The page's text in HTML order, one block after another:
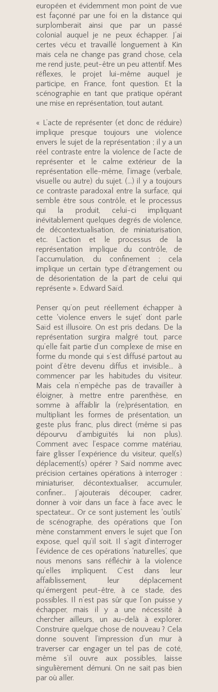
européen et évidemment mon point de vue
est façonné par une foi en la distance qui
surplomberait ainsi que par un passé
colonial auquel je ne peux échapper. J’ai
certes vécu et travaillé longuement à Kin
mais cela ne change pas grand chose, cela
me rend juste, peut-être un peu attentif. Mes
réflexes, le projet lui-même auquel je
participe, en France, font question. Et la
scénographie en tant que pratique opérant
une mise en représentation, tout autant.
« L’acte de représenter (et donc de réduire)
implique presque toujours une violence
envers le sujet de la représentation ; il y a un
réel contraste entre la violence de l’acte de
représenter et le calme extérieur de la
représentation elle-même, l’image (verbale,
visuelle ou autre) du sujet. (…) il y a toujours
ce contraste paradoxal entre la surface, qui
semble être sous contrôle, et le processus
qui la produit, celui-ci impliquant
inévitablement quelques degrés de violence,
de décontextualisation, de miniaturisation,
etc. L’action et le processus de la
représentation implique du contrôle, de
l’accumulation, du confinement ; cela
implique un certain type d’étrangement ou
de désorientation de la part de celui qui
représente ». Edward Saïd.
Penser qu’on peut réellement échapper à
cette ‘violence envers le sujet’ dont parle
Saïd est illusoire. On est pris dedans. De la
représentation surgira malgré tout, parce
qu’elle fait partie d’un complexe de mise en
forme du monde qui s’est diffusé partout au
point d’être devenu diffus et invisible… à
commencer par les habitudes du visiteur.
Mais cela n’empêche pas de travailler à
éloigner, à mettre entre parenthèse, en
somme à affaiblir la (re)présentation, en
multipliant les formes de présentation, un
geste plus franc, plus direct (même si pas
dépourvu d’ambiguïtés lui non plus).
Comment avec l’espace comme matériau,
faire glisser l’expérience du visiteur, quel(s)
déplacement(s) opérer ? Saïd nomme avec
précision certaines opérations à interroger :
miniaturiser, décontextualiser, accumuler,
confiner… J’ajouterais découper, cadrer,
donner à voir dans un face à face avec le
spectateur… Or ce sont justement les ‘outils’
de scénographe, des opérations que l’on
mène constamment envers le sujet que l’on
expose, quel qu’il soit. Il s’agit d’interroger
l’évidence de ces opérations ‘naturelles’, que
nous menons sans réfléchir à la violence
qu’elles impliquent. C’est dans leur
affaiblissement, leur déplacement
qu’émergent peut-être, à ce stade, des
possibles. Il n’est pas sûr que l’on puisse y
échapper, mais il y a une nécessité à
chercher ailleurs, un au-delà à explorer.
Construire quelque chose de nouveau ? Cela
donne souvent l’impression d’un mur à
traverser car engager un tel pas de coté,
même s’il ouvre aux possibles, laisse
singulièrement démuni. On ne sait pas bien
par où aller.